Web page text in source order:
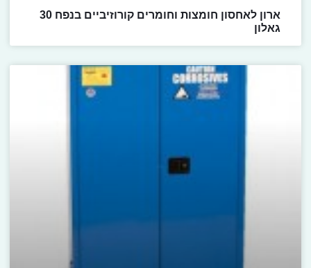
ארון לאחסון חומצות וחומרים קורוזיביים בנפח 30
גאלון